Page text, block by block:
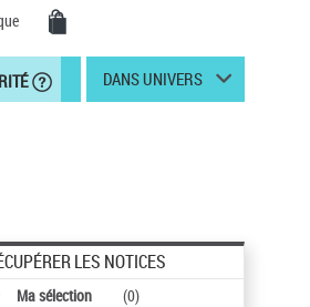
DANS UNIVERS
LES NOTICES
Ma sélection (0)